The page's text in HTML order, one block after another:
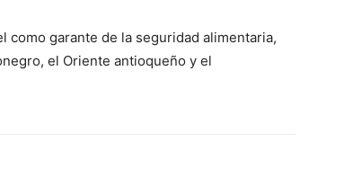
Información
como garante de la seguridad alimentaria,
el Oriente antioqueño y el